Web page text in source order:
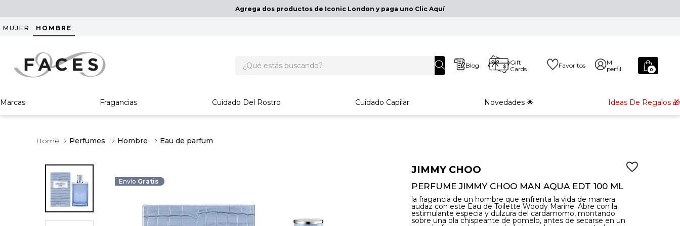
Agrega dos productos de Iconic London y paga uno Clic Aquí
MUJER HOMBRE
Blog
Gift
Cards
Favoritos
Mi
perfil
0
Marcas Fragancias Cuidado Del Rostro Cuidado Capilar Novedades 🌟 Ideas De Regalos 🎁
Perfumes Hombre Eau de parfum
Envío Gratis
JIMMY CHOO
PERFUME JIMMY CHOO MAN AQUA EDT 100 ML
la fragancia de un hombre que enfrenta la vida de manera
audaz con este Eau de Toilette Woody Marine. Abre con la
estimulante especia y dulzura del cardamomo, montando
sobre una ola chispeante de pomelo, antes de secarse en un